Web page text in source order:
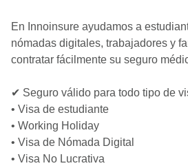
En Innoinsure ayudamos a
nómadas digitales, trabajadores y
contratar fácilmente su seguro
✔ Seguro válido para todo tipo de
• Visa de estudiante
• Working Holiday
• Visa de Nómada Digital
• Visa No Lucrativa